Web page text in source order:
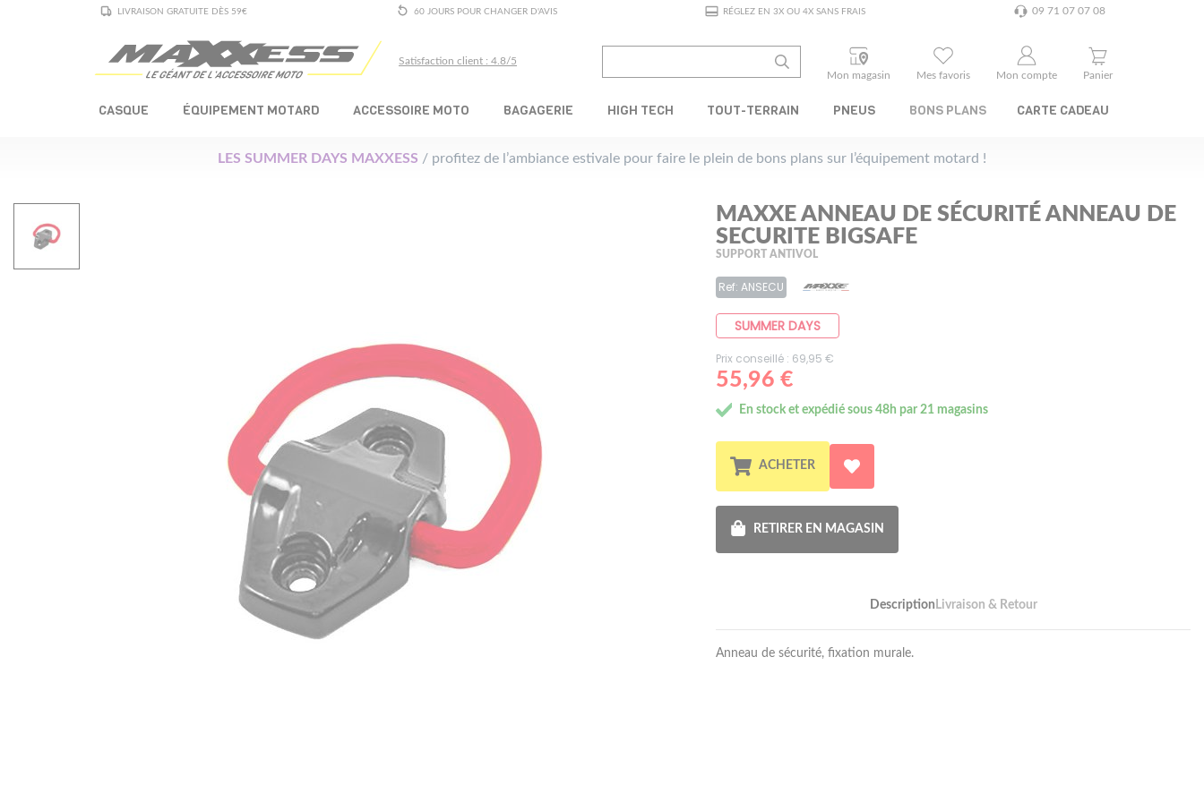
LIVRAISON GRATUITE DÈS 59€ 60 JOURS POUR CHANGER D'AVIS RÉGLEZ EN 3X OU 4X SANS FRAIS 09 71 07 07 08
Satisfaction client : 4.8/5
Mon magasin
Mes favoris Mon compte Panier
CASQUE ÉQUIPEMENT MOTARD ACCESSOIRE MOTO BAGAGERIE HIGH TECH TOUT-TERRAIN PNEUS BONS PLANS CARTE CADEAU
LES SUMMER DAYS MAXXESS / profitez de l’ambiance estivale pour faire le plein de bons plans sur l’équipement motard !
MAXXE ANNEAU DE SÉCURITÉ ANNEAU DE
SECURITE BIGSAFE
SUPPORT ANTIVOL
Ref: ANSECU
SUMMER DAYS
Prix conseillé : 69,95 €
55,96 €
En stock et expédié sous 48h par 21 magasins
ACHETER
RETIRER EN MAGASIN
Description Livraison & Retour
Anneau de sécurité, fixation murale.